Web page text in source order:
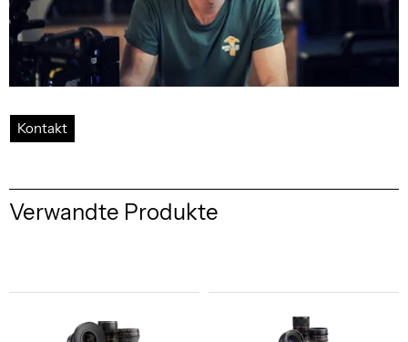
Kontakt
Verwandte Produkte